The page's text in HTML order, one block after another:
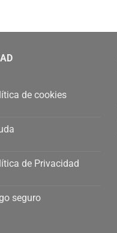
de cookies
de Privacidad
seguro